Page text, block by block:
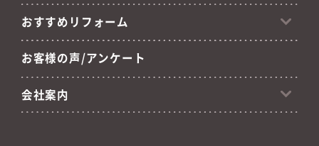
おすすめリフォーム
お客様の声/アンケート
会社案内